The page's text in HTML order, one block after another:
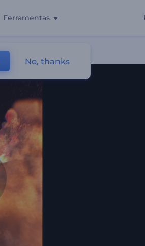
Ferramentas
No, thanks